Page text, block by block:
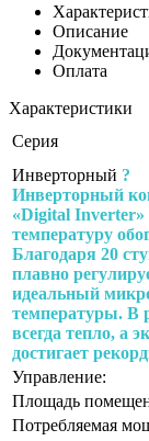
Описание
Оплата
Характеристики
Серия
Инверторный ?
Инверторный
«Digital Inverter»
температуру
Благодаря 20
плавно
идеальный
температуры. В
всегда тепло, а
достигает
Управление:
Площадь
Потребляемая